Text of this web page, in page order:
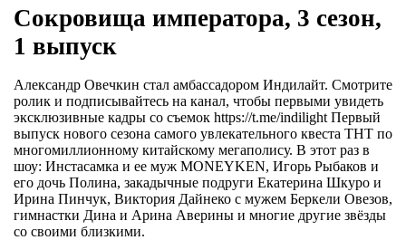
Сокровища императора, 3 сезон,
1 выпуск
Александр Овечкин стал амбассадором Индилайт. Смотрите
ролик и подписывайтесь на канал, чтобы первыми увидеть
эксклюзивные кадры со съемок https://t.me/indilight Первый
выпуск нового сезона самого увлекательного квеста ТНТ по
многомиллионному китайскому мегаполису. В этот раз в
шоу: Инстасамка и ее муж MONEYKEN, Игорь Рыбаков и
его дочь Полина, закадычные подруги Екатерина Шкуро и
Ирина Пинчук, Виктория Дайнеко с мужем Беркели Овезов,
гимнастки Дина и Арина Аверины и многие другие звёзды
со своими близкими.